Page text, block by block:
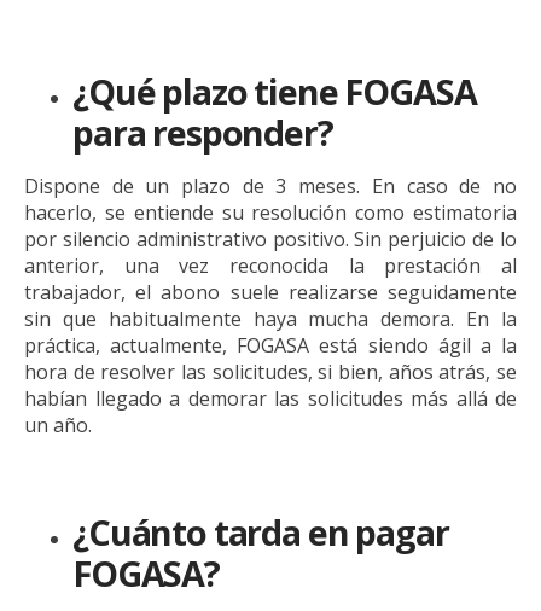
¿Qué plazo tiene FOGASA
para responder?
Dispone de un plazo de 3 meses. En caso de no
hacerlo, se entiende su resolución como estimatoria
por silencio administrativo positivo. Sin perjuicio de lo
anterior, una vez reconocida la prestación al
trabajador, el abono suele realizarse seguidamente
sin que habitualmente haya mucha demora. En la
práctica, actualmente, FOGASA está siendo ágil a la
hora de resolver las solicitudes, si bien, años atrás, se
habían llegado a demorar las solicitudes más allá de
un año.
¿Cuánto tarda en pagar
FOGASA?